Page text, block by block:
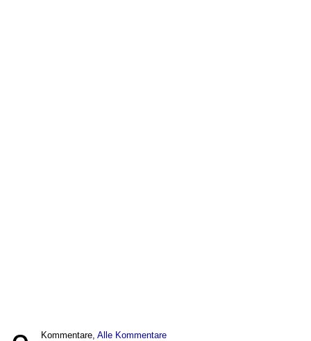
Kommentare, Alle Kommentare